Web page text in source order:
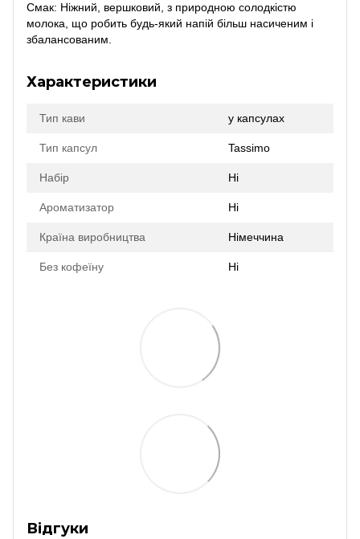
Смак: Ніжний, вершковий, з природною солодкістю
молока, що робить будь-який напій більш насиченим і
збалансованим.
Характеристики
Тип кави у капсулах
Тип капсул Tassimo
Набір Ні
Ароматизатор Ні
Країна виробництва Німеччина
Без кофеїну Ні
Відгуки